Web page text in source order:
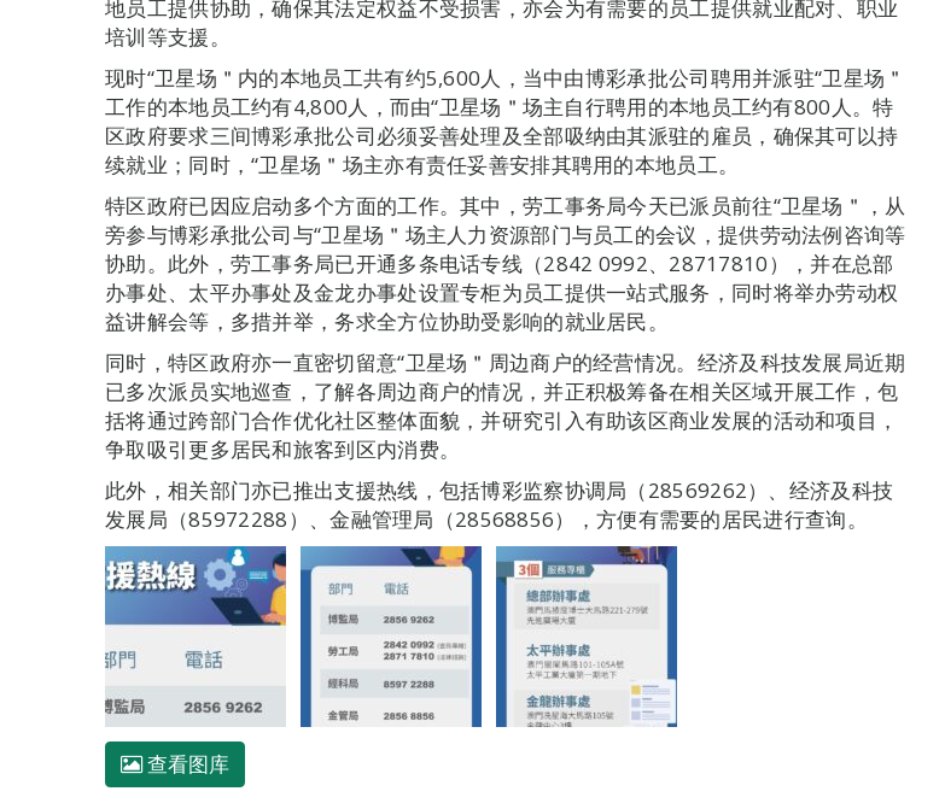
地员工提供协助，确保其法定权益不受损害，亦会为有需要的员工提供就业配对、职业
培训等支援。
现时“卫星场＂内的本地员工共有约5,600人，当中由博彩承批公司聘用并派驻“卫星场＂
工作的本地员工约有4,800人，而由“卫星场＂场主自行聘用的本地员工约有800人。特
区政府要求三间博彩承批公司必须妥善处理及全部吸纳由其派驻的雇员，确保其可以持
续就业；同时，“卫星场＂场主亦有责任妥善安排其聘用的本地员工。
特区政府已因应启动多个方面的工作。其中，劳工事务局今天已派员前往“卫星场＂，从
旁参与博彩承批公司与“卫星场＂场主人力资源部门与员工的会议，提供劳动法例咨询等
协助。此外，劳工事务局已开通多条电话专线（2842 0992、28717810），并在总部
办事处、太平办事处及金龙办事处设置专柜为员工提供一站式服务，同时将举办劳动权
益讲解会等，多措并举，务求全方位协助受影响的就业居民。
同时，特区政府亦一直密切留意“卫星场＂周边商户的经营情况。经济及科技发展局近期
已多次派员实地巡查，了解各周边商户的情况，并正积极筹备在相关区域开展工作，包
括将通过跨部门合作优化社区整体面貌，并研究引入有助该区商业发展的活动和项目，
争取吸引更多居民和旅客到区内消费。
此外，相关部门亦已推出支援热线，包括博彩监察协调局（28569262）、经济及科技
发展局（85972288）、金融管理局（28568856），方便有需要的居民进行查询。
查看图库